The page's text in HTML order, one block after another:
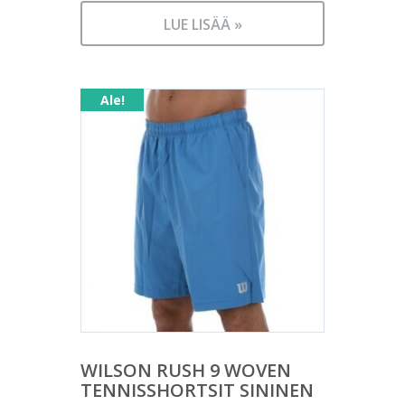
LUE LISÄÄ »
Ale!
WILSON RUSH 9 WOVEN
TENNISSHORTSIT SININEN